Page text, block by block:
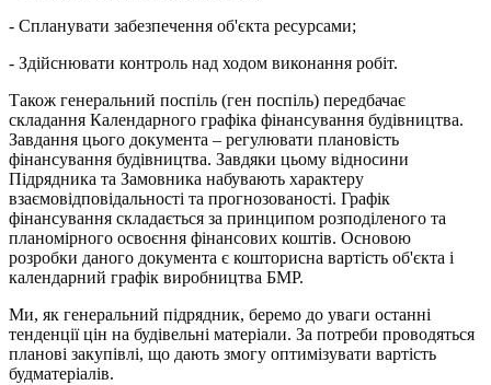
- Спланувати забезпечення об'єкта ресурсами;
- Здійснювати контроль над ходом виконання робіт.
Також генеральний поспіль (ген поспіль) передбачає
складання Календарного графіка фінансування будівництва.
Завдання цього документа – регулювати плановість
фінансування будівництва. Завдяки цьому відносини
Підрядника та Замовника набувають характеру
взаємовідповідальності та прогнозованості. Графік
фінансування складається за принципом розподіленого та
планомірного освоєння фінансових коштів. Основою
розробки даного документа є кошторисна вартість об'єкта і
календарний графік виробництва БМР.
Ми, як генеральний підрядник, беремо до уваги останні
тенденції цін на будівельні матеріали. За потреби проводяться
планові закупівлі, що дають змогу оптимізувати вартість
будматеріалів.